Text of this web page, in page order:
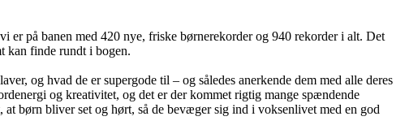
er på banen med 420 nye, friske børnerekorder og 940 rekorder i alt. Det
kan finde rundt i bogen.
og hvad de er supergode til – og således anerkende dem med alle deres
og kreativitet, og det er der kommet rigtig mange spændende
børn bliver set og hørt, så de bevæger sig ind i voksenlivet med en god